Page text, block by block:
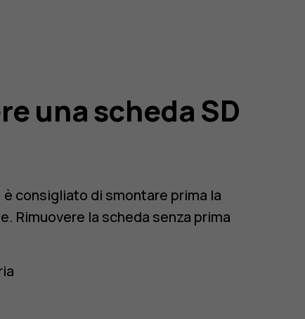
una scheda SD
consigliato di smontare prima la
Rimuovere la scheda senza prima